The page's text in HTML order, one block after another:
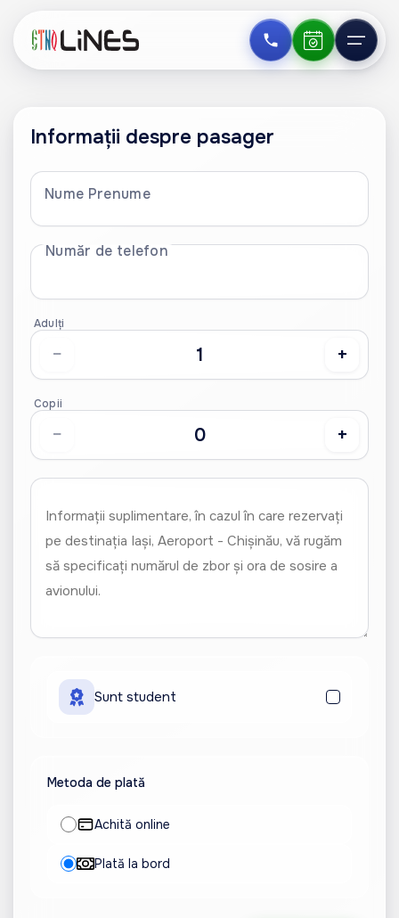
Informații despre pasager
Nume Prenume
Număr de telefon
Adulți
− +
Copii
− +
Sunt student
Metoda de plată
Achită online
Plată la bord